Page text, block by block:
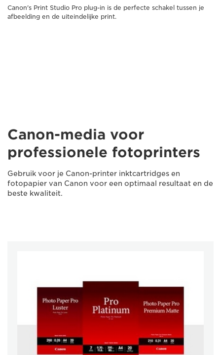
Canon's Print Studio Pro plug-in is de perfecte schakel tussen je
afbeelding en de uiteindelijke print.
Canon-media voor
professionele fotoprinters
Gebruik voor je Canon-printer inktcartridges en
fotopapier van Canon voor een optimaal resultaat en de
beste kwaliteit.